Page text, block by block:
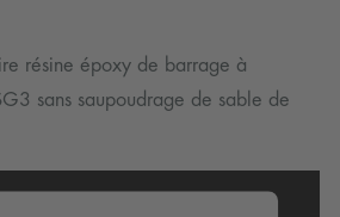
résine époxy de barrage à
sans saupoudrage de sable de